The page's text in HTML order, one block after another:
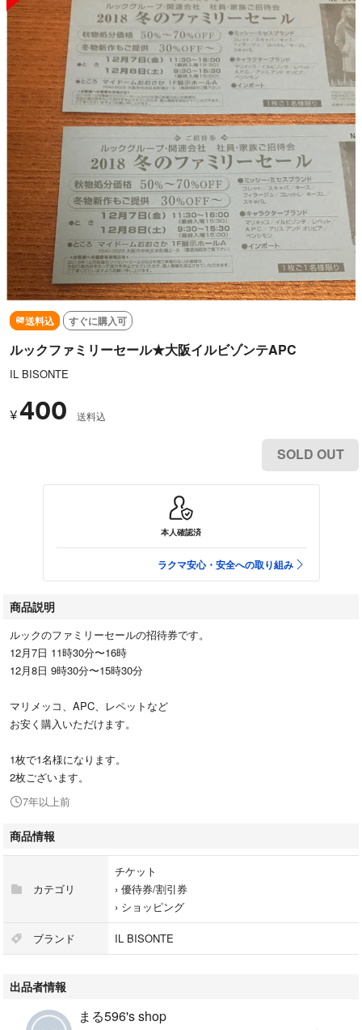
送料込 すぐに購入可
ルックファミリーセール★大阪イルビゾンテAPC
IL BISONTE
¥400 送料込
SOLD OUT
本人確認済
ラクマ安心・安全への取り組み
商品説明
ルックのファミリーセールの招待券です。
12月7日 11時30分〜16時
12月8日 9時30分〜15時30分
マリメッコ、APC、レペットなど
お安く購入いただけます。
1枚で1名様になります。
2枚ございます。
7年以上前
商品情報
カテゴリ
チケット
› 優待券/割引券
› ショッピング
ブランド IL BISONTE
出品者情報
まる596's shop